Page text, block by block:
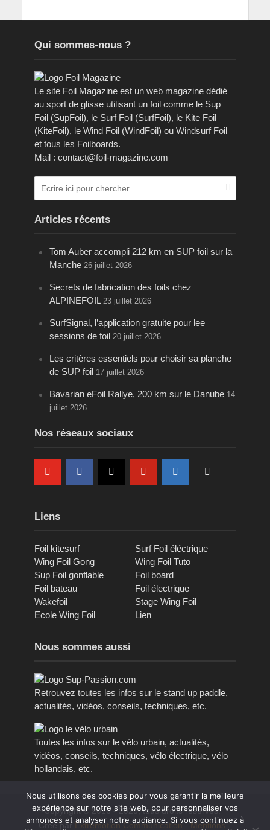
Qui sommes-nous ?
Le site Foil Magazine est un web magazine dédié
au sport de glisse utilisant un foil comme le Sup
Foil (SupFoil), le Surf Foil (SurfFoil), le Kite Foil
(KiteFoil), le Wind Foil (WindFoil) ou Windsurf Foil
et tous les Foilboards.
Mail : contact@foil-magazine.com
Articles récents
Tom Auber accompli 212 km en SUP foil sur la
Manche 26 juillet 2026
Secrets de fabrication des foils chez
ALPINEFOIL 23 juillet 2026
SurfSignal, l’application gratuite pour lee
sessions de foil 20 juillet 2026
Les critères essentiels pour choisir sa planche
de SUP foil 17 juillet 2026
Bavarian eFoil Rallye, 200 km sur le Danube 14
juillet 2026
Nos réseaux sociaux
Liens
Foil kitesurf
Surf Foil éléctrique
Wing Foil Gong
Wing Foil Tuto
Sup Foil gonflable
Foil board
Foil bateau
Foil électrique
Wakefoil
Stage Wing Foil
Ecole Wing Foil
Lien
Nous sommes aussi
Retrouvez toutes les infos sur le stand up paddle,
actualités, vidéos, conseils, techniques, etc.
Toutes les infos sur le vélo urbain, actualités,
vidéos, conseils, techniques, vélo électrique, vélo
hollandais, etc.
Copyright © 2016 - 2023, tous droits réservés.
Créé par Extremotion Communication-Mentions
Nous utilisons des cookies pour vous garantir la meilleure
expérience sur notre site web, pour personnaliser vos
annonces et analyser notre audiance. Si vous continuez à